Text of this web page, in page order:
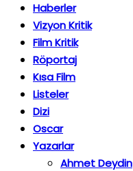
Haberler
Vizyon Kritik
Film Kritik
Röportaj
Kısa Film
Listeler
Dizi
Oscar
Yazarlar
Ahmet Deydin